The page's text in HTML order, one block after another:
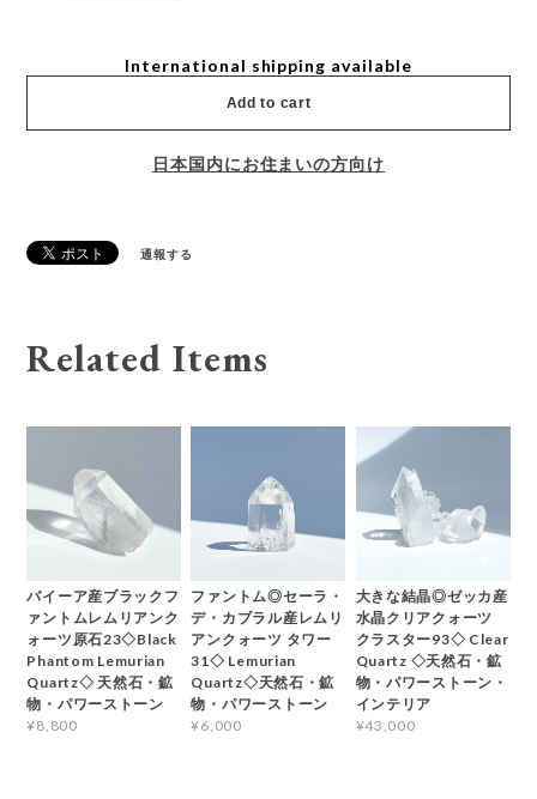
International shipping available
Add to cart
日本国内にお住まいの方向け
通報する
Related Items
バイーア産ブラックフ
ァントムレムリアンク
ォーツ原石23◇Black
Phantom Lemurian
Quartz◇ 天然石・鉱
物・パワーストーン
¥8,800
ファントム◎セーラ・
デ・カブラル産レムリ
アンクォーツ タワー
31◇ Lemurian
Quartz◇天然石・鉱
物・パワーストーン
¥6,000
大きな結晶◎ゼッカ産
水晶クリアクォーツ
クラスター93◇ Clear
Quartz ◇天然石・鉱
物・パワーストーン・
インテリア
¥43,000